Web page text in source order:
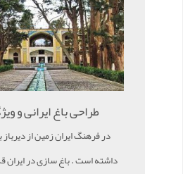
طراحی باغ ایرانی و
در فرهنگ ایران زمین از دیرباز
داشته است . باغ سازی در ایران